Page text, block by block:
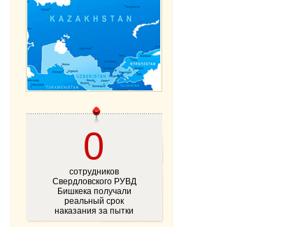
0
сотрудников
Свердловского РУВД
Бишкека получали
реальный срок
наказания за пытки